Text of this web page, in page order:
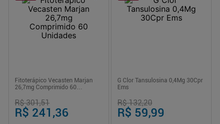
Fitoterápico Vecasten Marjan
26,7mg Comprimido 60
R$ 301,51
R$ 241,36
G Clor Tansulosina 0,4Mg 30Cpr
Ems
R$ 132,20
R$ 59,99